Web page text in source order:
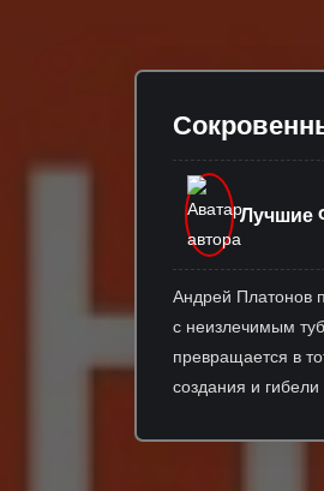
Лучшие
Андрей Платонов
с неизлечимым
превращается в
создания и